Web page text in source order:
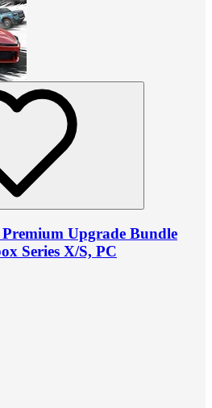
Upgrade Bundle
Series X/S, PC